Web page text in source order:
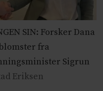
SIN: Forsker Dana
fra
Sigrun
Eriksen